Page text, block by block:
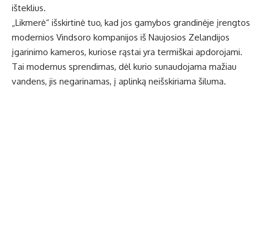
išteklius.
„Likmerė“ išskirtinė tuo, kad jos gamybos grandinėje įrengtos
modernios Vindsoro kompanijos iš Naujosios Zelandijos
įgarinimo kameros, kuriose rąstai yra termiškai apdorojami.
Tai modernus sprendimas, dėl kurio sunaudojama mažiau
vandens, jis negarinamas, į aplinką neišskiriama šiluma.